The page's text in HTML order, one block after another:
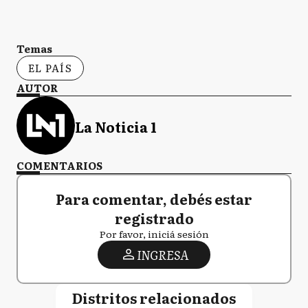
Temas
EL PAÍS
AUTOR
La Noticia 1
COMENTARIOS
Para comentar, debés estar
registrado
Por favor, iniciá sesión
INGRESA
Distritos relacionados